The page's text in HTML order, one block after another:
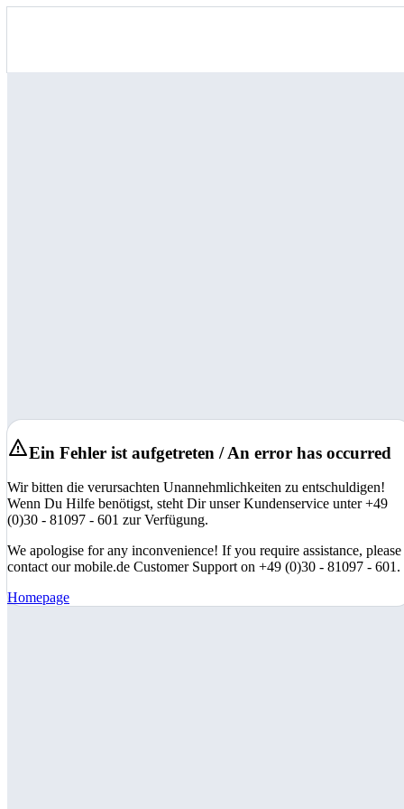
Ein Fehler ist aufgetreten / An error has occurred
Wir bitten die verursachten Unannehmlichkeiten zu entschuldigen!
Wenn Du Hilfe benötigst, steht Dir unser Kundenservice unter +49
(0)30 - 81097 - 601 zur Verfügung.
We apologise for any inconvenience! If you require assistance, please
contact our mobile.de Customer Support on +49 (0)30 - 81097 - 601.
Homepage